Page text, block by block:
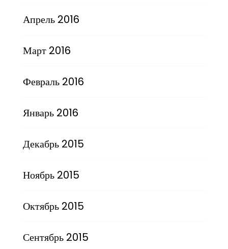
Апрель 2016
Март 2016
Февраль 2016
Январь 2016
Декабрь 2015
Ноябрь 2015
Октябрь 2015
Сентябрь 2015